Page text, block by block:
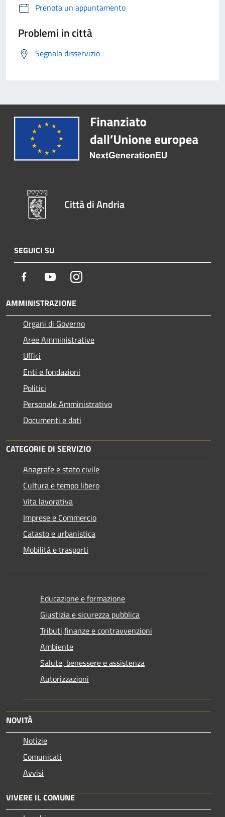
Prenota un appuntamento
Problemi in città
Segnala disservizio
Città di Andria
SEGUICI SU
Facebook YoutubeInstagram
AMMINISTRAZIONE
Organi di Governo
Aree Amministrative
Uffici
Enti e fondazioni
Politici
Personale Amministrativo
Documenti e dati
CATEGORIE DI SERVIZIO
Anagrafe e stato civile
Cultura e tempo libero
Vita lavorativa
Imprese e Commercio
Catasto e urbanistica
Mobilità e trasporti
Educazione e formazione
Giustizia e sicurezza pubblica
Tributi,finanze e contravvenzioni
Ambiente
Salute, benessere e assistenza
Autorizzazioni
NOVITÀ
Notizie
Comunicati
Avvisi
VIVERE IL COMUNE